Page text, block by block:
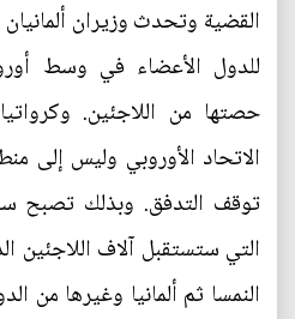
القضية وتحدث وزيران
للدول الأعضاء في وسط
حصتها من اللاجئين.
الاتحاد الأوروبي وليس إلى
توقف التدفق. وبذلك تصبح
التي ستستقبل آلاف اللاجئين
النمسا ثم ألمانيا وغيرها من